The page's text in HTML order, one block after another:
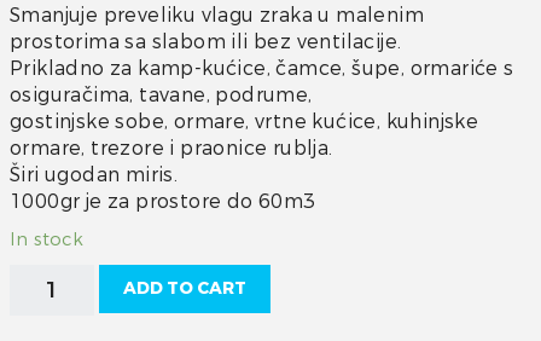
Smanjuje preveliku vlagu zraka u malenim
prostorima sa slabom ili bez ventilacije.
Prikladno za kamp-kućice, čamce, šupe, ormariće s
osiguračima, tavane, podrume,
gostinjske sobe, ormare, vrtne kućice, kuhinjske
ormare, trezore i praonice rublja.
Širi ugodan miris.
1000gr je za prostore do 60m3
In stock
max
ADD TO CART